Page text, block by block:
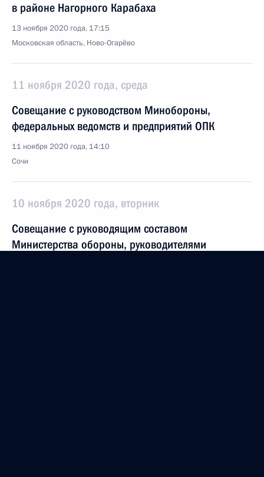
в районе Нагорного Карабаха
13 ноября 2020 года, 17:15
Московская область, Ново-Огарёво
11 ноября 2020 года, среда
Совещание с руководством Минобороны,
федеральных ведомств и предприятий ОПК
11 ноября 2020 года, 14:10
Сочи
10 ноября 2020 года, вторник
Совещание с руководящим составом
Министерства обороны, руководителями